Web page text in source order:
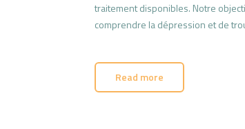
traitement disponibles. Notre
comprendre la dépression et de
Read more